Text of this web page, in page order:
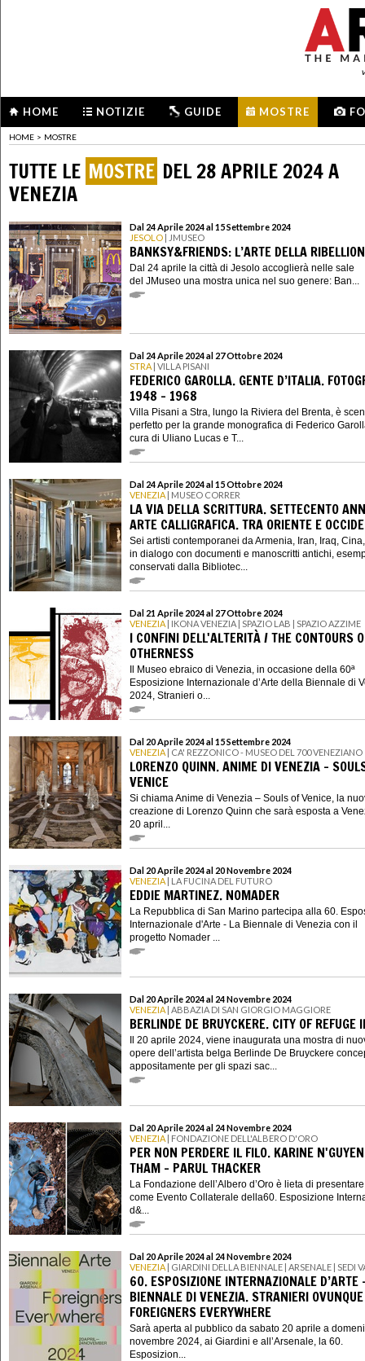
HOME NOTIZIE GUIDE MOSTRE
HOME > MOSTRE
TUTTE LE MOSTRE DEL 28 APRILE 2024 A
VENEZIA
Dal 24 Aprile 2024 al 15 Settembre 2024
JESOLO | JMUSEO
BANKSY&FRIENDS: L’ARTE DELLA
Dal 24 aprile la città di Jesolo accoglierà nelle sale
del JMuseo una mostra unica nel suo genere: Ban...
Dal 24 Aprile 2024 al 27 Ottobre 2024
STRA | VILLA PISANI
FEDERICO GAROLLA. GENTE D’ITALIA.
1948 – 1968
Villa Pisani a Stra, lungo la Riviera del Brenta, è
perfetto per la grande monografica di Federico
cura di Uliano Lucas e T...
Dal 24 Aprile 2024 al 15 Ottobre 2024
VENEZIA | MUSEO CORRER
LA VIA DELLA SCRITTURA. SETTECENTO
ARTE CALLIGRAFICA. TRA ORIENTE E
Sei artisti contemporanei da Armenia, Iran, Iraq,
in dialogo con documenti e manoscritti antichi,
conservati dalla Bibliotec...
Dal 21 Aprile 2024 al 27 Ottobre 2024
VENEZIA | IKONA VENEZIA | SPAZIO LAB | SPAZIO AZZIME
I CONFINI DELL'ALTERITÀ / THE CONTOURS
OTHERNESS
Il Museo ebraico di Venezia, in occasione della 60ª
Esposizione Internazionale d’Arte della Biennale di
2024, Stranieri o...
Dal 20 Aprile 2024 al 15 Settembre 2024
VENEZIA | CA' REZZONICO - MUSEO DEL 700 VENEZIANO
LORENZO QUINN. ANIME DI VENEZIA –
VENICE
Si chiama Anime di Venezia – Souls of Venice, la
creazione di Lorenzo Quinn che sarà esposta a
20 april...
Dal 20 Aprile 2024 al 20 Novembre 2024
VENEZIA | LA FUCINA DEL FUTURO
EDDIE MARTINEZ. NOMADER
La Repubblica di San Marino partecipa alla 60.
Internazionale d'Arte - La Biennale di Venezia con il
progetto Nomader ...
Dal 20 Aprile 2024 al 24 Novembre 2024
VENEZIA | ABBAZIA DI SAN GIORGIO MAGGIORE
BERLINDE DE BRUYCKERE. CITY OF REFUGE
Il 20 aprile 2024, viene inaugurata una mostra di
opere dell’artista belga Berlinde De Bruyckere
appositamente per gli spazi sac...
Dal 20 Aprile 2024 al 24 Novembre 2024
VENEZIA | FONDAZIONE DELL'ALBERO D'ORO
PER NON PERDERE IL FILO. KARINE
THAM – PARUL THACKER
La Fondazione dell’Albero d’Oro è lieta di presentare
come Evento Collaterale della60. Esposizione
d&...
Dal 20 Aprile 2024 al 24 Novembre 2024
VENEZIA | GIARDINI DELLA BIENNALE | ARSENALE | SEDI
60. ESPOSIZIONE INTERNAZIONALE D’ARTE
BIENNALE DI VENEZIA. STRANIERI
FOREIGNERS EVERYWHERE
Sarà aperta al pubblico da sabato 20 aprile a
novembre 2024, ai Giardini e all’Arsenale, la 60.
Esposizion...